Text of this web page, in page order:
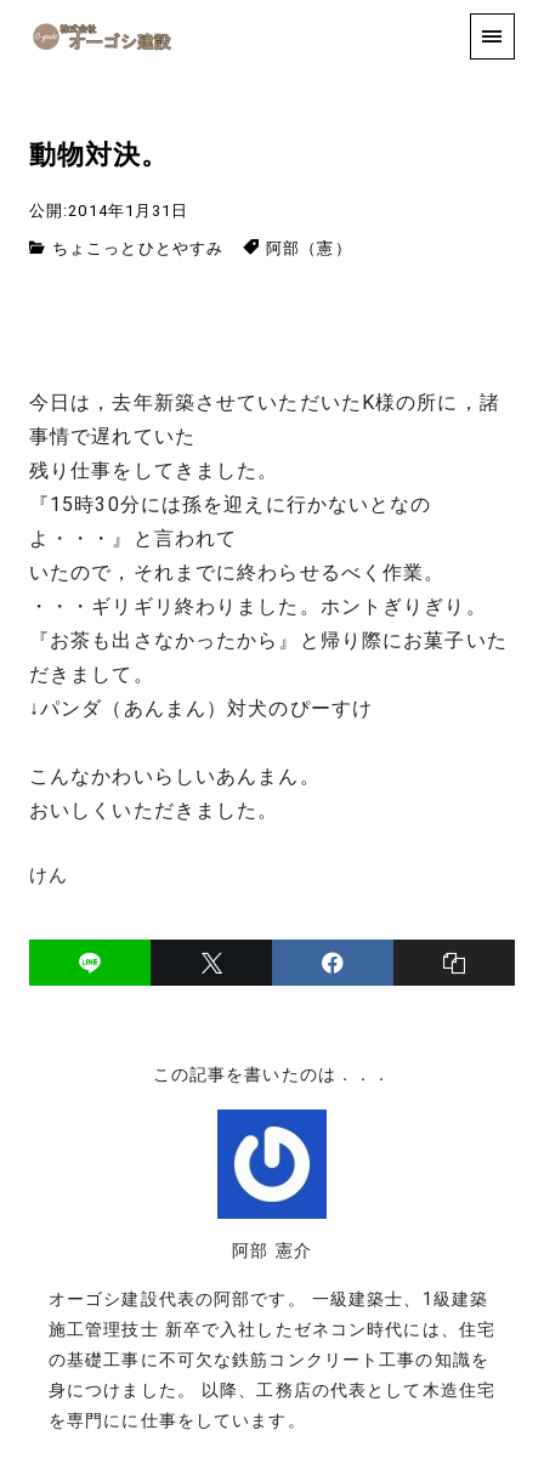
手しごと
動物対決。
公開:2014年1月31日
ちょこっとひとやすみ 阿部（憲）
今日は，去年新築させていただいたK様の所に，諸
事情で遅れていた
残り仕事をしてきました。
『15時30分には孫を迎えに行かないとなの
よ・・・』と言われて
いたので，それまでに終わらせるべく作業。
・・・ギリギリ終わりました。ホントぎりぎり。
『お茶も出さなかったから』と帰り際にお菓子いた
だきまして。
↓パンダ（あんまん）対犬のぴーすけ
こんなかわいらしいあんまん。
おいしくいただきました。
けん
この記事を書いたのは．．．
阿部 憲介
オーゴシ建設代表の阿部です。 一級建築士、1級建築
施工管理技士 新卒で入社したゼネコン時代には、住宅
の基礎工事に不可欠な鉄筋コンクリート工事の知識を
身につけました。 以降、工務店の代表として木造住宅
を専門にに仕事をしています。